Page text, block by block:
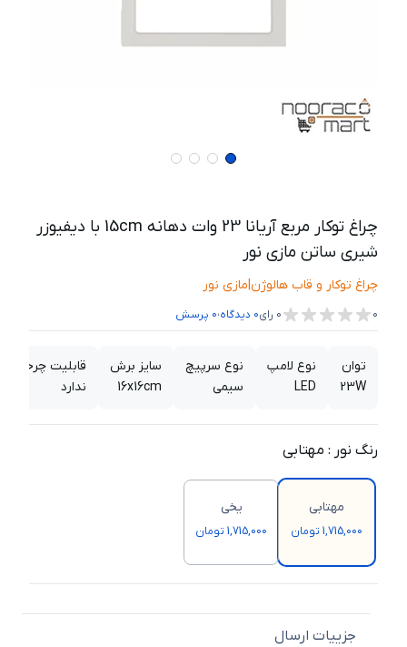
چراغ توکار مربع آریانا 23 وات دهانه 15cm با دیفیوزر
شیری ساتن مازی نور
چراغ توکار و قاب هالوژن|مازی نور
0
0 رای0 دیدگاه،0 پرسش
توان
23W
نوع لامپ
LED
نوع سرپیچ
سیمی
سایز برش
16x16cm
قابلیت چرخش
ندارد
رنگ نور : مهتابی
مهتابی
1,715,000 تومان
یخی
1,715,000 تومان
جزییات ارسال